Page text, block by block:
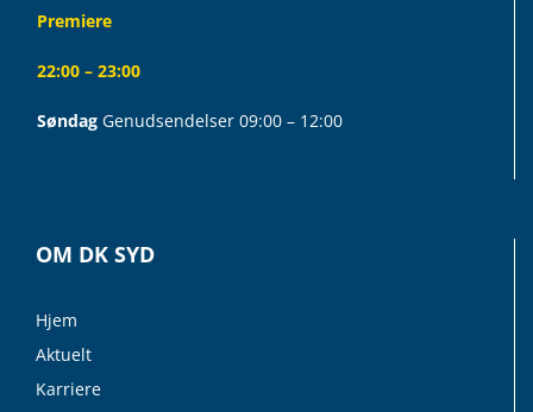
Premiere
22:00 – 23:00
Søndag Genudsendelser 09:00 – 12:00
OM DK SYD
Hjem
Aktuelt
Karriere